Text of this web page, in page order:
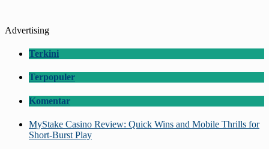
Advertising
Terkini
Terpopuler
Komentar
MyStake Casino Review: Quick Wins and Mobile Thrills for
Short‑Burst Play